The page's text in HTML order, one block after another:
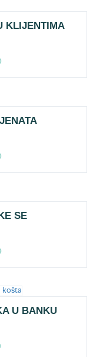
KLIJENTIMA
SE
U BANKU